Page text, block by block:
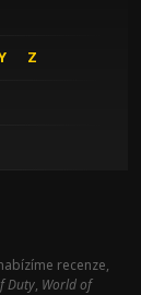
Z
recenze,
Duty, World of